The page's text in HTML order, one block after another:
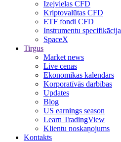
Izejvielas CFD
Kriptovalūtas CFD
ETF fondi CFD
Instrumentu specifikācija
SpaceX
Tirgus
Market news
Live cenas
Ekonomikas kalendārs
Korporatīvās darbības
Updates
Blog
US earnings season
Learn TradingView
Klientu noskaņojums
Kontakts